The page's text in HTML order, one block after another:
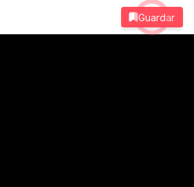
Guardar